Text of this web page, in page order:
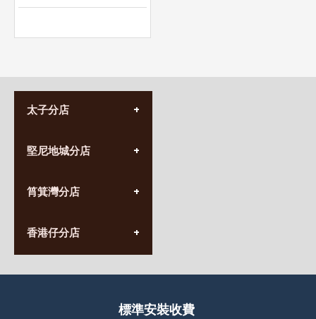
太子分店
營業時間:
九龍太子太子道西141號
堅尼地城分店
營業時間:
香港堅尼地城卑路乍街
(堅尼地城地鐵站B出口)
筲箕灣分店
營業時間:
(10:00am-20:30pm)
香港仔分店
營業時間:
香港香港仔成都道20-28號標準安裝收費